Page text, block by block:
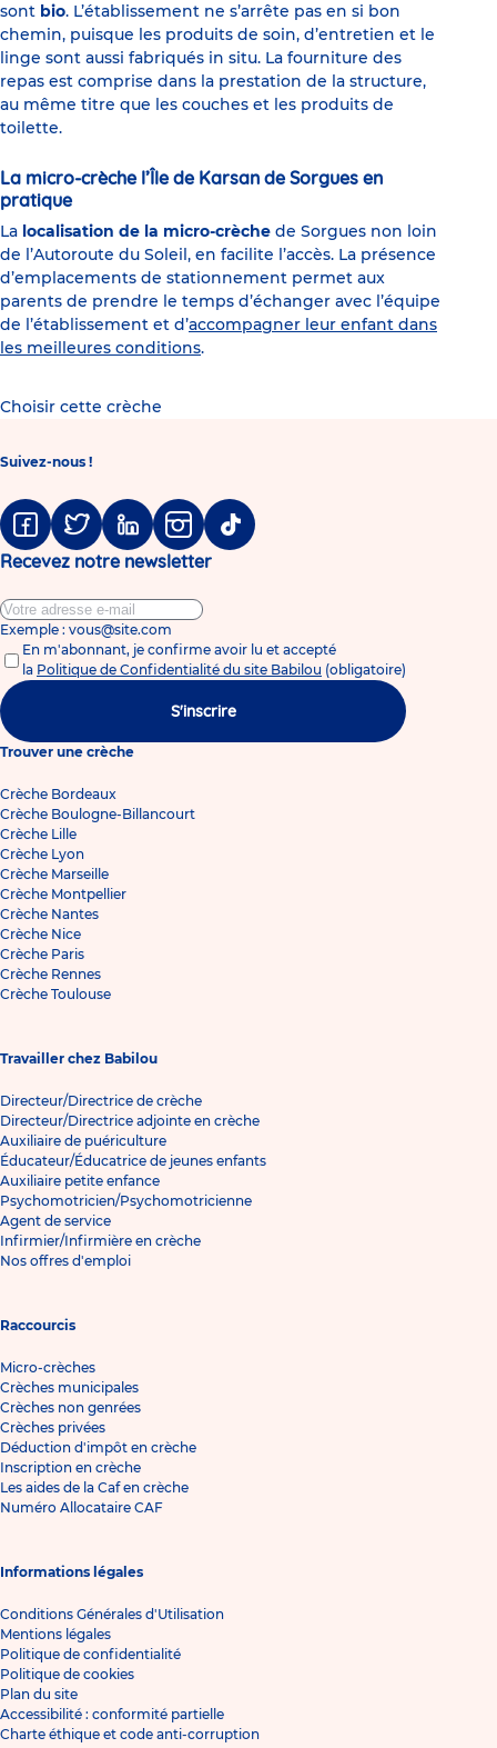
sont bio. L’établissement ne s’arrête pas en si bon
chemin, puisque les produits de soin, d’entretien et le
linge sont aussi fabriqués in situ. La fourniture des
repas est comprise dans la prestation de la structure,
au même titre que les couches et les produits de
toilette.
La micro-crèche l’Île de Karsan de Sorgues en
pratique
La localisation de la micro-crèche de Sorgues non loin
de l’Autoroute du Soleil, en facilite l’accès. La présence
d’emplacements de stationnement permet aux
parents de prendre le temps d’échanger avec l’équipe
de l’établissement et d’accompagner leur enfant dans
les meilleures conditions.
Choisir cette crèche
Suivez-nous !
FacebookTwitter LinkedinInstagramTiktok
Recevez notre newsletter
Exemple : vous@site.com
En m'abonnant, je confirme avoir lu et accepté
la Politique de Confidentialité du site Babilou (obligatoire)
S'inscrire
Trouver une crèche
Crèche Bordeaux
Crèche Boulogne-Billancourt
Crèche Lille
Crèche Lyon
Crèche Marseille
Crèche Montpellier
Crèche Nantes
Crèche Nice
Crèche Paris
Crèche Rennes
Crèche Toulouse
Travailler chez Babilou
Directeur/Directrice de crèche
Directeur/Directrice adjointe en crèche
Auxiliaire de puériculture
Éducateur/Éducatrice de jeunes enfants
Auxiliaire petite enfance
Psychomotricien/Psychomotricienne
Agent de service
Infirmier/Infirmière en crèche
Nos offres d'emploi
Raccourcis
Micro-crèches
Crèches municipales
Crèches non genrées
Crèches privées
Déduction d'impôt en crèche
Inscription en crèche
Les aides de la Caf en crèche
Numéro Allocataire CAF
Informations légales
Conditions Générales d'Utilisation
Mentions légales
Politique de confidentialité
Politique de cookies
Plan du site
Accessibilité : conformité partielle
Charte éthique et code anti-corruption